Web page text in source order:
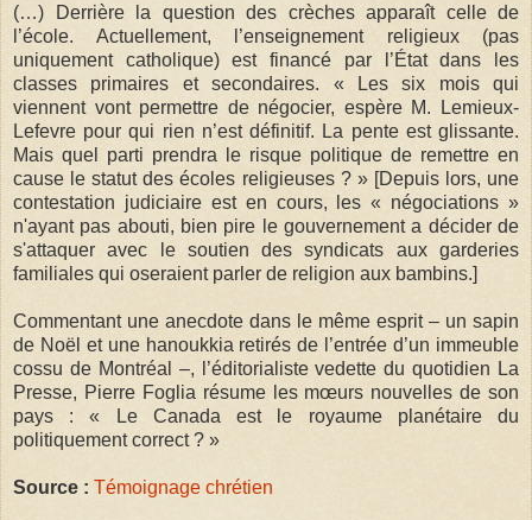
(…) Derrière la question des crè­ches apparaît celle de
l’école. Actuellement, l’enseignement religieux (pas
uniquement catholique) est financé par l’État dans les
classes primaires et secondai­res. « Les six mois qui
viennent vont permettre de négocier, espère M. Lemieux-
Lefevre pour qui rien n’est définitif. La pente est glissante.
Mais quel parti prendra le risque politique de remettre en
cause le statut des écoles religieuses ? » [Depuis lors, une
contestation judiciaire est en cours, les « négociations »
n'ayant pas abouti, bien pire le gouvernement a décider de
s'attaquer avec le soutien des syndicats aux garderies
familiales qui oseraient parler de religion aux bambins.]
Commentant une anecdote dans le même esprit – un sapin
de Noël et une hanoukkia retirés de l’entrée d’un immeuble
cossu de Montréal –, l’éditorialiste vedette du quotidien La
Presse, Pierre Foglia résume les mœurs nouvelles de son
pays : « Le Canada est le royaume planétaire du
politiquement correct ? »
Source : Témoignage chrétien